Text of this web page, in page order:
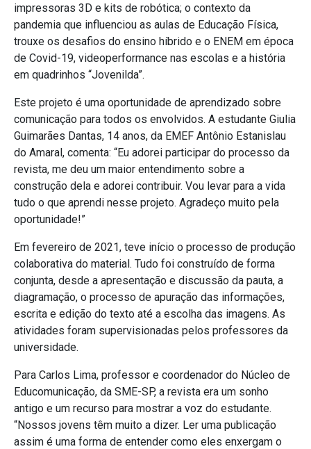
impressoras 3D e kits de robótica; o contexto da
pandemia que influenciou as aulas de Educação Física,
trouxe os desafios do ensino híbrido e o ENEM em época
de Covid-19, videoperformance nas escolas e a história
em quadrinhos “Jovenilda”.
Este projeto é uma oportunidade de aprendizado sobre
comunicação para todos os envolvidos. A estudante Giulia
Guimarães Dantas, 14 anos, da EMEF Antônio Estanislau
do Amaral, comenta: “Eu adorei participar do processo da
revista, me deu um maior entendimento sobre a
construção dela e adorei contribuir. Vou levar para a vida
tudo o que aprendi nesse projeto. Agradeço muito pela
oportunidade!”
Em fevereiro de 2021, teve início o processo de produção
colaborativa do material. Tudo foi construído de forma
conjunta, desde a apresentação e discussão da pauta, a
diagramação, o processo de apuração das informações,
escrita e edição do texto até a escolha das imagens. As
atividades foram supervisionadas pelos professores da
universidade.
Para Carlos Lima, professor e coordenador do Núcleo de
Educomunicação, da SME-SP, a revista era um sonho
antigo e um recurso para mostrar a voz do estudante.
“Nossos jovens têm muito a dizer. Ler uma publicação
assim é uma forma de entender como eles enxergam o